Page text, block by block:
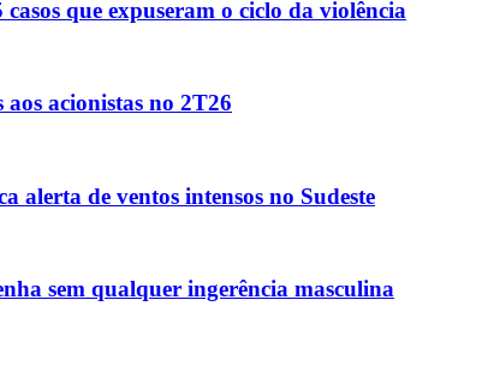
que expuseram o ciclo da violência
acionistas no 2T26
alerta de ventos intensos no Sudeste
sem qualquer ingerência masculina